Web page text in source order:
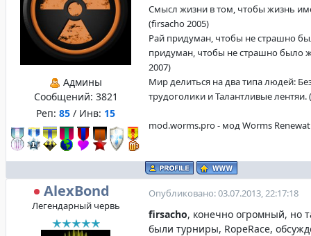
Админы
Сообщений: 3821
Реп: 85 / Инв: 15
Смысл жизни в том, чтобы жизнь
(firsacho 2005)
Рай придуман, чтобы не страшно
придуман, чтобы не страшно было
2007)
Мир делиться на два типа людей:
трудоголики и Талантливые лентяи.
mod.worms.pro - мод Worms
AlexBond
Легендарный червь
Опубликовано: 03.07.2013, 22:17:18
firsacho, конечно огромный, но
были турниры, RopeRace,